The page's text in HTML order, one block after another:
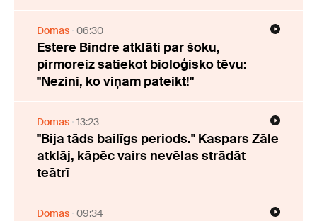
Domas 06:30
Estere Bindre atklāti par šoku,
pirmoreiz satiekot bioloģisko tēvu:
"Nezini, ko viņam pateikt!"
Domas 13:23
"Bija tāds bailīgs periods." Kaspars Zāle
atklāj, kāpēc vairs nevēlas strādāt
teātrī
Domas 09:34